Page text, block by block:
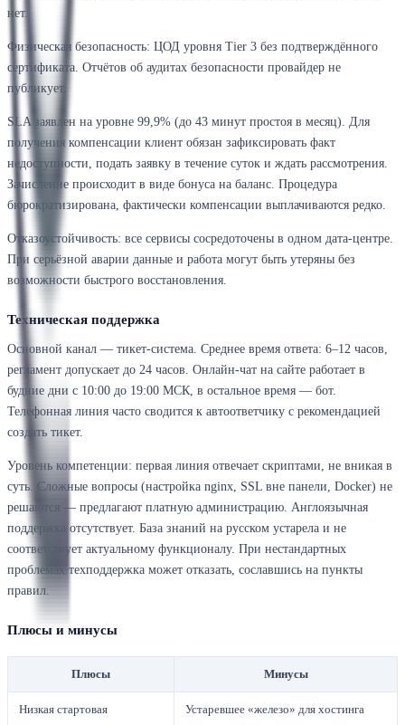
нет.
Физическая безопасность: ЦОД уровня Tier 3 без подтверждённого
сертификата. Отчётов об аудитах безопасности провайдер не
публикует.
SLA заявлен на уровне 99,9% (до 43 минут простоя в месяц). Для
получения компенсации клиент обязан зафиксировать факт
недоступности, подать заявку в течение суток и ждать рассмотрения.
Зачисление происходит в виде бонуса на баланс. Процедура
бюрократизирована, фактически компенсации выплачиваются редко.
Отказоустойчивость: все сервисы сосредоточены в одном дата-центре.
При серьёзной аварии данные и работа могут быть утеряны без
возможности быстрого восстановления.
Техническая поддержка
Основной канал — тикет-система. Среднее время ответа: 6–12 часов,
регламент допускает до 24 часов. Онлайн-чат на сайте работает в
будние дни с 10:00 до 19:00 МСК, в остальное время — бот.
Телефонная линия часто сводится к автоответчику с рекомендацией
создать тикет.
Уровень компетенции: первая линия отвечает скриптами, не вникая в
суть. Сложные вопросы (настройка nginx, SSL вне панели, Docker) не
решаются — предлагают платную администрацию. Англоязычная
поддержка отсутствует. База знаний на русском устарела и не
соответствует актуальному функционалу. При нестандартных
проблемах техподдержка может отказать, сославшись на пункты
правил.
Плюсы и минусы
Плюсы Минусы
Низкая стартовая
Устаревшее «железо» для хостинга